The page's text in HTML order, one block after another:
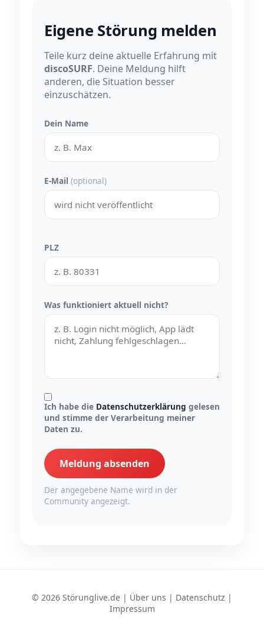
Eigene Störung melden
Teile kurz deine aktuelle Erfahrung mit
discoSURF. Deine Meldung hilft
anderen, die Situation besser
einzuschätzen.
Dein Name
E-Mail (optional)
PLZ
Was funktioniert aktuell nicht?
Ich habe die Datenschutzerklärung gelesen
und stimme der Verarbeitung meiner
Daten zu.
Meldung absenden
Der angegebene Name wird in der
Community angezeigt.
© 2026 Störunglive.de | Über uns | Datenschutz |
Impressum